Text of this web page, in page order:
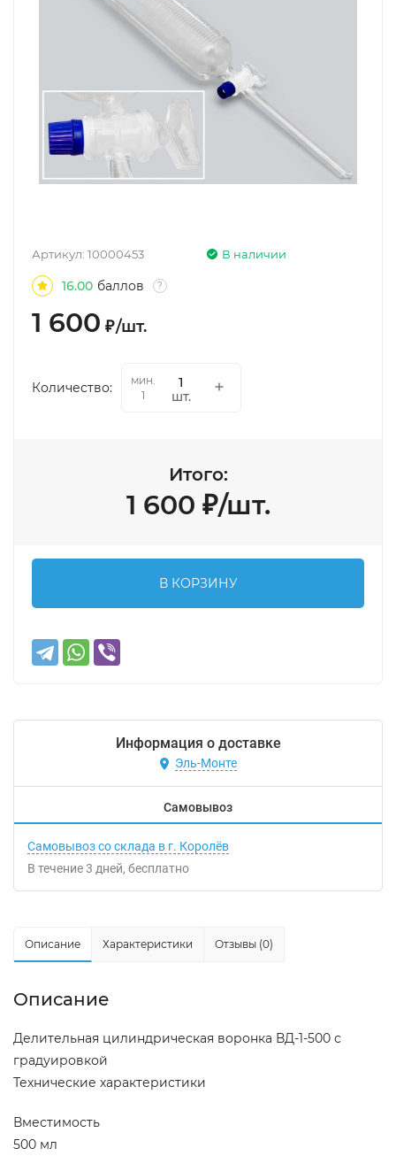
В наличии
Артикул: 10000453
16.00 баллов ?
1 600 ₽/шт.
Количество:
мин.
1
шт.
Итого:
1 600 ₽/шт.
В КОРЗИНУ
Информация о доставке
Эль-Монте
Самовывоз
Самовывоз со склада в г. Королёв
В течение3 дней Бесплатно
Описание Характеристики Отзывы (0)
Описание
Делительная цилиндрическая воронка ВД-1-500 с
градуировкой
Технические характеристики
Вместимость
500 мл